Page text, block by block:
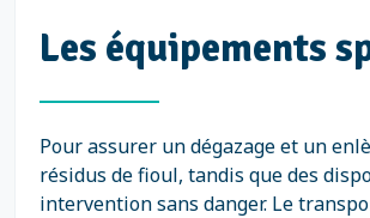
Les équipements
Pour assurer un dégazage et un
résidus de fioul, tandis que des
intervention sans danger. Le